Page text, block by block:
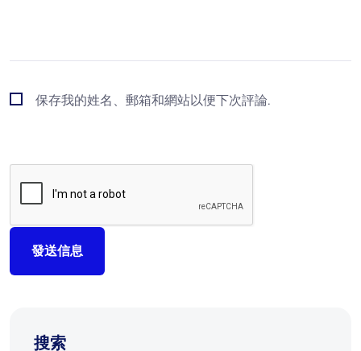
保存我的姓名、郵箱和網站以便下次評論.
發送信息
搜索